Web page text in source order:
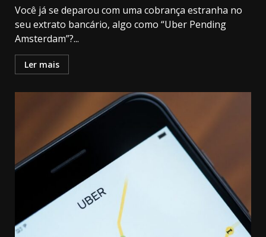
Você já se deparou com uma cobrança estranha no
seu extrato bancário, algo como “Uber Pending
Amsterdam”?...
Ler mais